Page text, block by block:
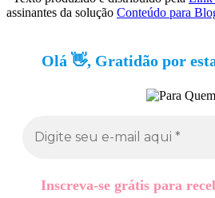
assinantes da solução Conteúdo para
Olá 👋, Gratidão por
Inscreva-se grátis para